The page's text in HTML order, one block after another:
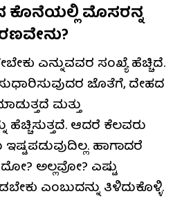
ಕೊನೆಯಲ್ಲಿ ಮೊಸರನ್ನ
ಎನ್ನುವವರ ಸಂಖ್ಯೆ ಹೆಚ್ಚಿದೆ.
ಜೊತೆಗೆ, ದೇಹದ
ಮತ್ತು
ಆದರೆ ಕೆಲವರು
ಹಾಗಾದರೆ
ಅಲ್ಲವೋ? ಎಷ್ಟು
ಎಂಬುದನ್ನು ತಿಳಿದುಕೊಳ್ಳಿ.